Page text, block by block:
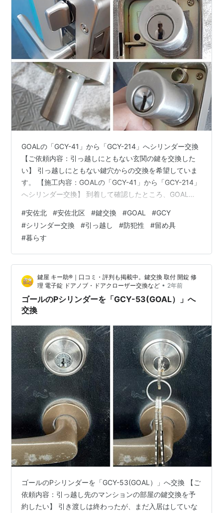
GOALの「GCY-41」から「GCY-214」へシリンダー交換
【ご依頼内容：引っ越しにともない玄関の鍵を交換した
い】 引っ越しにともない鍵穴からの交換を希望していま
す。 【施工内容：GOALの「GCY-41」から「GCY-214」
へシリンダー交換】 到着して確認したところ、GOALの
「せっかくなので防犯性の高いディンプルキーに交換し
たい」という事で同じGOALの「GCY-214」へ交換させ
て頂く運びとなりました。 なお、こちらのタイプは鍵が
ないと外すことができないので、鍵をお借りして作業致
します。 ちなみに鍵がない場合も何とかなります…
#安佐北 #安佐北区 #鍵交換 #GOAL #GCY
#シリンダー交換 #引っ越し #防犯性 #留め具
#暮らす
鍵屋 キー助®｜口コミ・評判も掲載中。鍵交換 取付 開錠 修
理 電子錠 ドアノブ・ドアクローザー交換など • 2年前
ゴールのPシリンダーを「GCY-53(GOAL）」へ
交換
ゴールのPシリンダーを「GCY-53(GOAL）」へ交換 【ご
依頼内容：引っ越し先のマンションの部屋の鍵交換を予
約したい】 引き渡しは終わったが、まだ入居はしていな